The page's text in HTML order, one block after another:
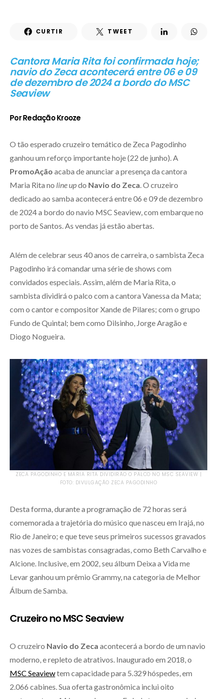
CURTIR TWEET
Cantora Maria Rita foi confirmada hoje;
navio do Zeca acontecerá entre 06 e 09
de dezembro de 2024 a bordo do MSC
Seaview
Por Redação Krooze
O tão esperado cruzeiro temático de Zeca Pagodinho
ganhou um reforço importante hoje (22 de junho). A
PromoAção acaba de anunciar a presença da cantora
Maria Rita no line updo Navio do Zeca . O cruzeiro
dedicado ao samba acontecerá entre 06 e 09 de dezembro
de 2024 a bordo do navio MSC Seaview, com embarque no
porto de Santos. As vendas já estão abertas.
Além de celebrar seus 40 anos de carreira, o sambista Zeca
Pagodinho irá comandar uma série de shows com
convidados especiais. Assim, além de Maria Rita, o
sambista dividirá o palco com a cantora Vanessa da Mata;
com o cantor e compositor Xande de Pilares; com o grupo
Fundo de Quintal; bem como Dilsinho, Jorge Aragão e
Diogo Nogueira.
ZECA PAGODINHO E MARIA RITA DIVIDIRÃO O PALCO NO MSC SEAVIEW |
FOTO: DIVULGAÇÃO ZECA PAGODINHO
Desta forma, durante a programação de 72 horas será
comemorada a trajetória do músico que nasceu em Irajá, no
Rio de Janeiro; e que teve seus primeiros sucessos gravados
nas vozes de sambistas consagradas, como Beth Carvalho e
Alcione. Inclusive, em 2002, seu álbum Deixa a Vida me
Levar ganhou um prêmio Grammy, na categoria de Melhor
Álbum de Samba.
Cruzeiro no MSC Seaview
O cruzeiro Navio do Zeca acontecerá a bordo de um navio
moderno, e repleto de atrativos. Inaugurado em 2018, o
MSC Seaviewtem capacidade para 5.329 hóspedes, em
2.066 cabines. Sua oferta gastronômica inclui oito